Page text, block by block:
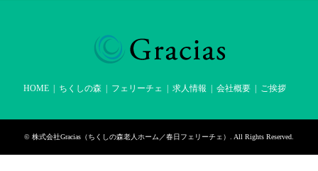
HOME ちくしの森 フェリーチェ 求人情報 会社概要 ご挨拶
© 株式会社Gracias（ちくしの森老人ホーム／春日フェリーチェ） . All Rights Reserved.